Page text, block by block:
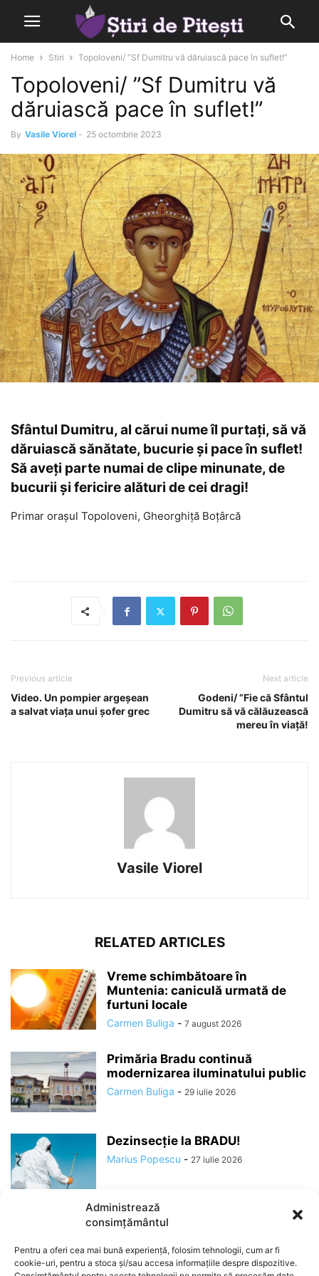
Administrează
consimțământul
Pentru a oferi cea mai bună experiență, folosim tehnologii, cum ar fi
cookie-uri, pentru a stoca și/sau accesa informațiile despre dispozitive.
Home Stiri Topoloveni/ ”Sf Dumitru vă dăruiască pace în suflet!”
Topoloveni/ ”Sf Dumitru vă
dăruiască pace în suflet!”
By Vasile Viorel - 25 octombrie 2023
Sfântul Dumitru, al cărui nume îl purtați, să vă
dăruiască sănătate, bucurie şi pace în suflet!
Să aveți parte numai de clipe minunate, de
bucurii şi fericire alături de cei dragi!
Primar orașul Topoloveni, Gheorghiță Boțârcă
Previous article
Video. Un pompier argeșean
a salvat viața unui șofer grec
Next article
Godeni/ ”Fie că Sfântul
Dumitru să vă călăuzească
mereu în viaţă!
Vasile Viorel
RELATED ARTICLES
Vreme schimbătoare în
Muntenia: caniculă urmată de
furtuni locale
Carmen Buliga - 7 august 2026
Primăria Bradu continuă
modernizarea iluminatului public
Carmen Buliga - 29 iulie 2026
Dezinsecție la BRADU!
Marius Popescu - 27 iulie 2026